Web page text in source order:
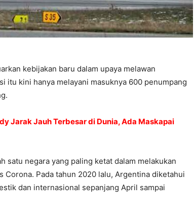
kebijakan baru dalam upaya melawan
itu kini hanya melayani masuknya 600 penumpang
Jarak Jauh Terbesar di Dunia, Ada Maskapai
satu negara yang paling ketat dalam melakukan
Pada tahun 2020 lalu, Argentina diketahui
dan internasional sepanjang April sampai